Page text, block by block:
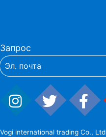
Запрос
Vogi international trading Co., Ltd